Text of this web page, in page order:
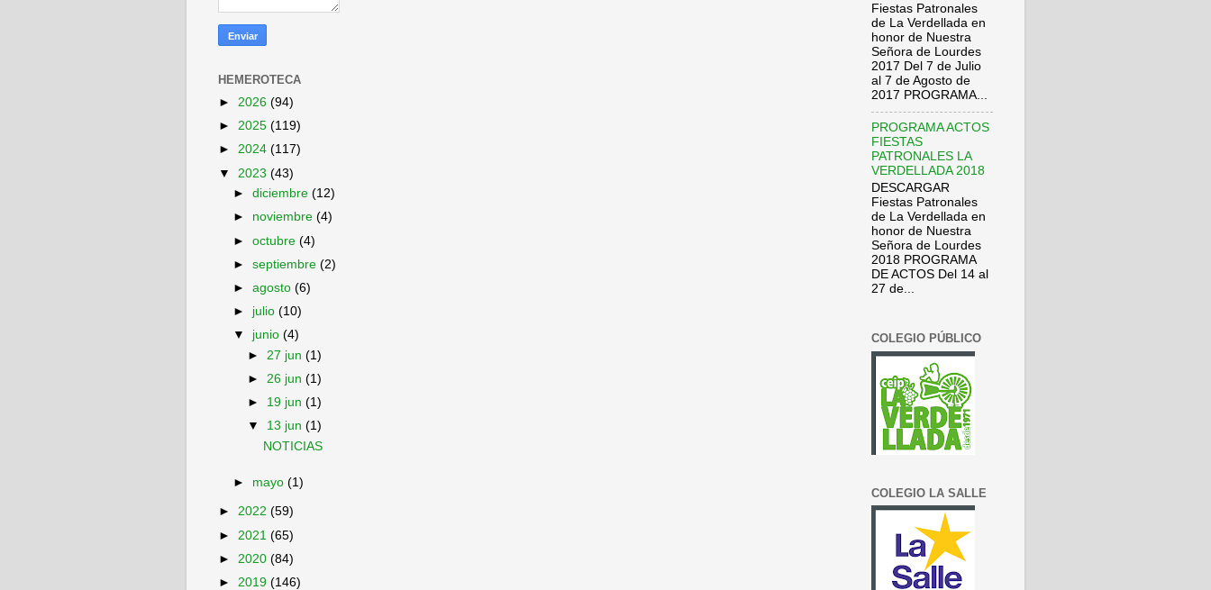
HEMEROTECA
► 2026 (94)
► 2025 (119)
► 2024 (117)
▼ 2023 (43)
►diciembre(12)
► noviembre(4)
►octubre(4)
►septiembre(2)
►agosto(6)
► julio(10)
▼ junio(4)
► 27 jun(1)
► 26 jun(1)
► 19 jun(1)
▼ 13 jun(1)
NOTICIAS
► mayo(1)
► 2022 (59)
► 2021 (65)
► 2020 (84)
► 2019 (146)
Fiestas Patronales
de La Verdellada en
honor de Nuestra
Señora de Lourdes
2017 Del 7 de Julio
al 7 de Agosto de
2017 PROGRAMA...
PROGRAMA ACTOS
FIESTAS
PATRONALES LA
VERDELLADA 2018
DESCARGAR
Fiestas Patronales
de La Verdellada en
honor de Nuestra
Señora de Lourdes
2018 PROGRAMA
DE ACTOS Del 14 al
27 de...
COLEGIO PÚBLICO
COLEGIO LA SALLE